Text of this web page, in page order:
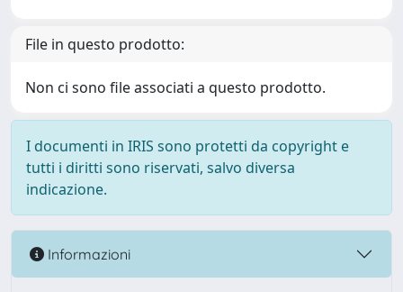
File in questo prodotto:
Non ci sono file associati a questo prodotto.
I documenti in IRIS sono protetti da copyright e
tutti i diritti sono riservati, salvo diversa
indicazione.
Informazioni